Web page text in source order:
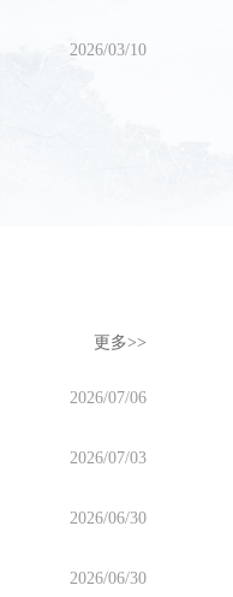
2026/03/10
更多>>
2026/07/06
2026/07/03
2026/06/30
2026/06/30